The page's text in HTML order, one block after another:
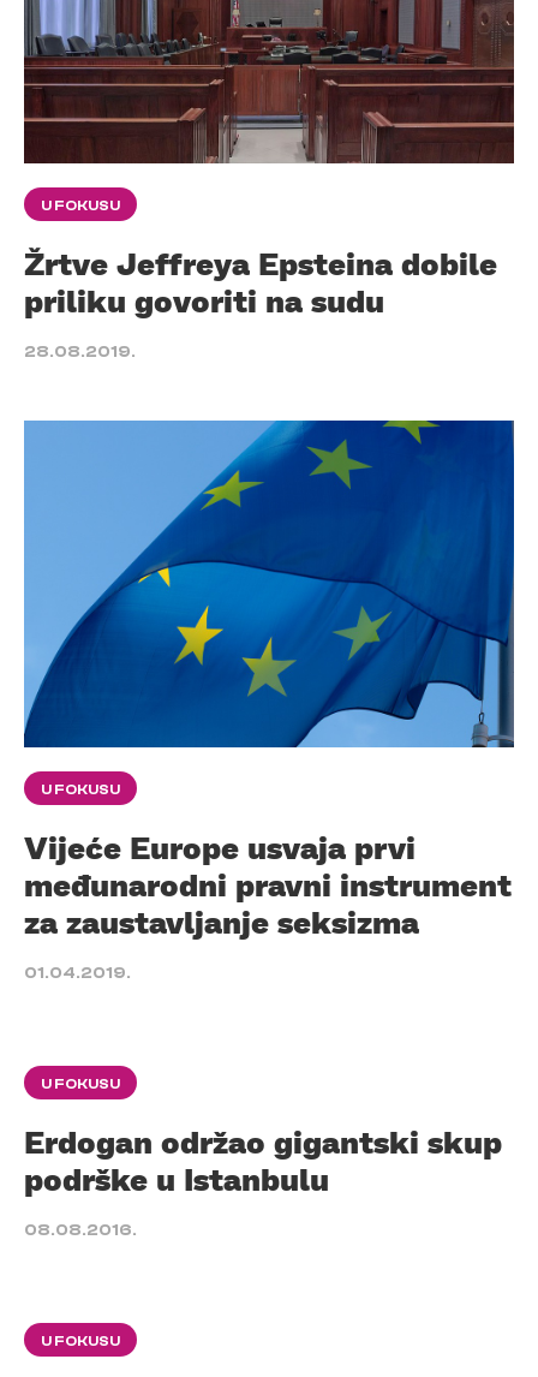
U FOKUSU
Žrtve Jeffreya Epsteina dobile
priliku govoriti na sudu
28.08.2019.
U FOKUSU
Vijeće Europe usvaja prvi
međunarodni pravni instrument
za zaustavljanje seksizma
01.04.2019.
U FOKUSU
Erdogan održao gigantski skup
podrške u Istanbulu
08.08.2016.
U FOKUSU